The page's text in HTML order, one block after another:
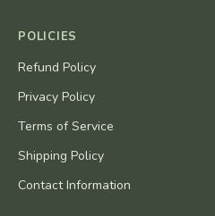
POLICIES
Refund Policy
Privacy Policy
Terms of Service
Shipping Policy
Contact Information